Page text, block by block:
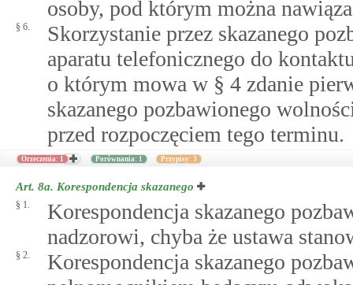
osoby, pod którym można
§ 6.
Skorzystanie przez skazanego
aparatu telefonicznego do
o którym mowa w § 4 zdanie
skazanego pozbawionego
przed rozpoczęciem tego terminu.
Orzeczenia: 1 Porównania: 1 Przypisy: 3
Art. 8a. Korespondencja skazanego
§ 1.
Korespondencja skazanego
nadzorowi, chyba że ustawa
§ 2.
Korespondencja skazanego